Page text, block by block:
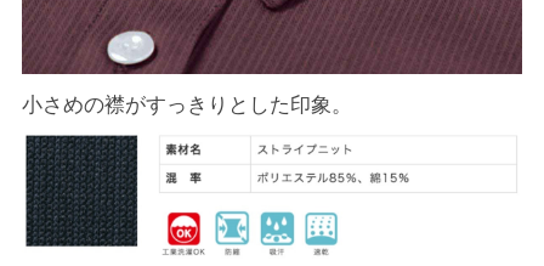
小さめの襟がすっきりとした印象。